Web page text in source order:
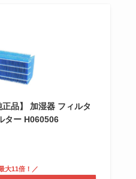
品】 加湿器 フィルタ
ター H060506
大11倍！／